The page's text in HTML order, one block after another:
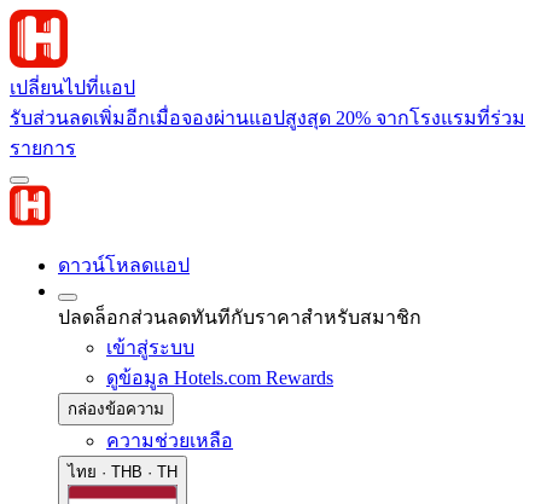
เปลี่ยนไปที่แอป
รับส่วนลดเพิ่มอีกเมื่อจองผ่านแอปสูงสุด 20% จากโรงแรมที่ร่วม
รายการ
ดาวน์โหลดแอป
ปลดล็อกส่วนลดทันทีกับราคาสำหรับสมาชิก
เข้าสู่ระบบ
ดูข้อมูล Hotels.com Rewards
กล่องข้อความ
ความช่วยเหลือ
ไทย · THB · TH